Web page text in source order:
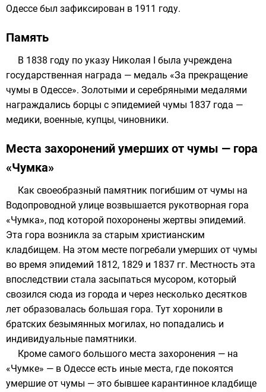
Одессе был зафиксирован в 1911 году.
Память
В 1838 году по указу Николая I была учреждена
государственная награда — медаль «За прекращение
чумы в Одессе». Золотыми и серебряными медалями
награждались борцы с эпидемией чумы 1837 года —
медики, военные, купцы, чиновники.
Места захоронений умерших от чумы — гора
«Чумка»
Как своеобразный памятник погибшим от чумы на
Водопроводной улице возвышается рукотворная гора
«Чумка», под которой похоронены жертвы эпидемий.
Эта гора возникла за старым христианским
кладбищем. На этом месте погребали умерших от чумы
во время эпидемий 1812, 1829 и 1837 гг. Местность эта
впоследствии стала засыпаться мусором, который
свозился сюда из города и через несколько десятков
лет образовалась большая гора. Тут хоронили в
братских безымянных могилах, но попадались и
индивидуальные памятники.
Кроме самого большого места захоронения — на
«Чумке» — в Одессе есть иные места, где покоятся
умершие от чумы — это бывшее карантинное кладбище